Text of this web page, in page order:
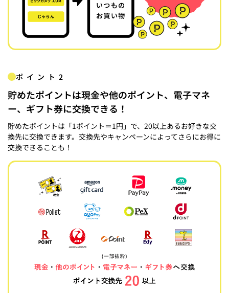
ポイント2
貯めたポイントは現金や他のポイント、電子マネ
ー、ギフト券に交換できる！
貯めたポイントは「1ポイント＝1円」で、20以上あるお好きな交
換先に交換できます。交換先やキャンペーンによってさらにお得に
交換できることも！